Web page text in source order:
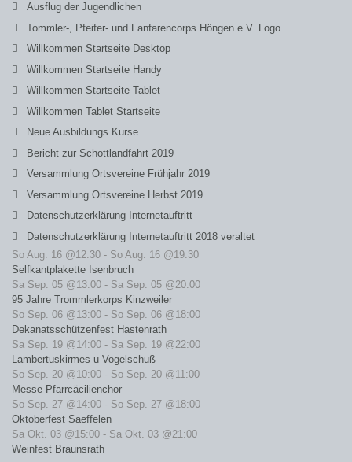
Ausflug der Jugendlichen
Tommler-, Pfeifer- und Fanfarencorps Höngen e.V. Logo
Willkommen Startseite Desktop
Willkommen Startseite Handy
Willkommen Startseite Tablet
Willkommen Tablet Startseite
Neue Ausbildungs Kurse
Bericht zur Schottlandfahrt 2019
Versammlung Ortsvereine Frühjahr 2019
Versammlung Ortsvereine Herbst 2019
Datenschutzerklärung Internetauftritt
Datenschutzerklärung Internetauftritt 2018 veraltet
So Aug. 16 @12:30 - So Aug. 16 @19:30
Selfkantplakette Isenbruch
Sa Sep. 05 @13:00 - Sa Sep. 05 @20:00
95 Jahre Trommlerkorps Kinzweiler
So Sep. 06 @13:00 - So Sep. 06 @18:00
Dekanatsschützenfest Hastenrath
Sa Sep. 19 @14:00 - Sa Sep. 19 @22:00
Lambertuskirmes u Vogelschuß
So Sep. 20 @10:00 - So Sep. 20 @11:00
Messe Pfarrcäcilienchor
So Sep. 27 @14:00 - So Sep. 27 @18:00
Oktoberfest Saeffelen
Sa Okt. 03 @15:00 - Sa Okt. 03 @21:00
Weinfest Braunsrath